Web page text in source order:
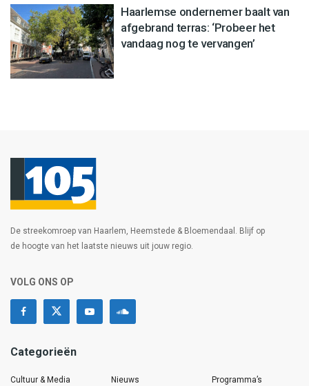
Haarlemse ondernemer baalt van
afgebrand terras: ‘Probeer het
vandaag nog te vervangen’
De streekomroep van Haarlem, Heemstede & Bloemendaal. Blijf op
de hoogte van het laatste nieuws uit jouw regio.
VOLG ONS OP
Categorieën
Cultuur & Media
Nieuws
Programma’s